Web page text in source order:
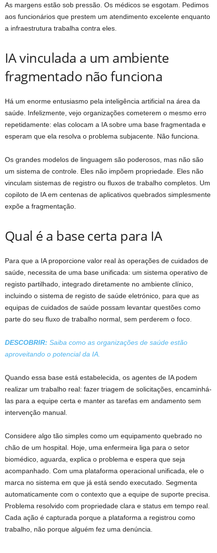
As margens estão sob pressão. Os médicos se esgotam. Pedimos
aos funcionários que prestem um atendimento excelente enquanto
a infraestrutura trabalha contra eles.
IA vinculada a um ambiente
fragmentado não funciona
Há um enorme entusiasmo pela inteligência artificial na área da
saúde. Infelizmente, vejo organizações cometerem o mesmo erro
repetidamente: elas colocam a IA sobre uma base fragmentada e
esperam que ela resolva o problema subjacente. Não funciona.
Os grandes modelos de linguagem são poderosos, mas não são
um sistema de controle. Eles não impõem propriedade. Eles não
vinculam sistemas de registro ou fluxos de trabalho completos. Um
copiloto de IA em centenas de aplicativos quebrados simplesmente
expõe a fragmentação.
Qual é a base certa para IA
Para que a IA proporcione valor real às operações de cuidados de
saúde, necessita de uma base unificada: um sistema operativo de
registo partilhado, integrado diretamente no ambiente clínico,
incluindo o sistema de registo de saúde eletrónico, para que as
equipas de cuidados de saúde possam levantar questões como
parte do seu fluxo de trabalho normal, sem perderem o foco.
DESCOBRIR: Saiba como as organizações de saúde estão
aproveitando o potencial da IA.
Quando essa base está estabelecida, os agentes de IA podem
realizar um trabalho real: fazer triagem de solicitações, encaminhá-
las para a equipe certa e manter as tarefas em andamento sem
intervenção manual.
Considere algo tão simples como um equipamento quebrado no
chão de um hospital. Hoje, uma enfermeira liga para o setor
biomédico, aguarda, explica o problema e espera que seja
acompanhado. Com uma plataforma operacional unificada, ele o
marca no sistema em que já está sendo executado. Segmenta
automaticamente com o contexto que a equipe de suporte precisa.
Problema resolvido com propriedade clara e status em tempo real.
Cada ação é capturada porque a plataforma a registrou como
trabalho, não porque alguém fez uma denúncia.